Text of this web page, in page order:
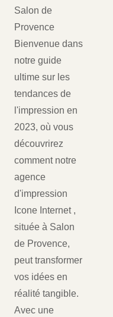
Salon de
Provence
Bienvenue dans
notre guide
ultime sur les
tendances de
l'impression en
2023, où vous
découvrirez
comment notre
agence
d'impression
Icone Internet ,
située à Salon
de Provence,
peut transformer
vos idées en
réalité tangible.
Avec une